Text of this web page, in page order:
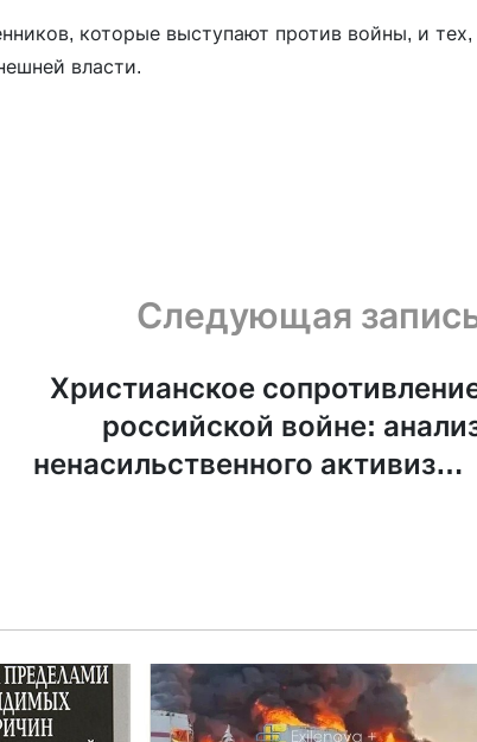
которые выступают против войны, и тех,
власти.
Следующая
Христианское
российской войне:
ненасильственного активизма.